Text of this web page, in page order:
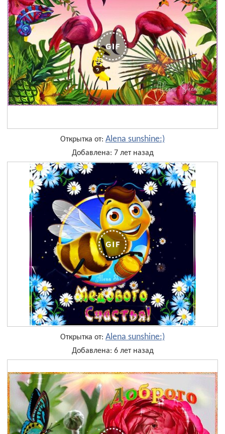
Открытка от: Alena sunshine:)
Добавлена: 7 лет назад
Открытка от: Alena sunshine:)
Добавлена: 6 лет назад